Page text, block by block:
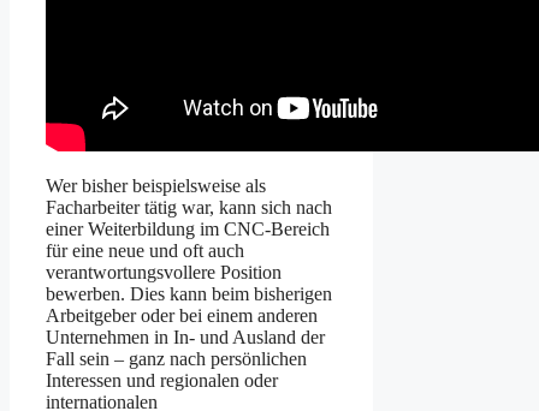
Wer bisher beispielsweise als
Facharbeiter tätig war, kann sich nach
einer Weiterbildung im CNC-Bereich
für eine neue und oft auch
verantwortungsvollere Position
bewerben. Dies kann beim bisherigen
Arbeitgeber oder bei einem anderen
Unternehmen in In- und Ausland der
Fall sein – ganz nach persönlichen
Interessen und regionalen oder
internationalen